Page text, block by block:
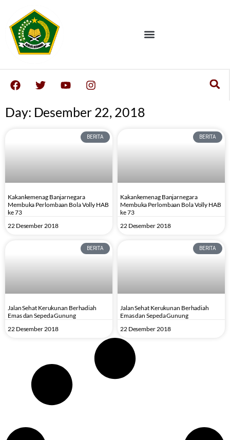
Day: Desember 22, 2018
BERITA
Kakankemenag Banjarnegara
Membuka Perlombaan Bola Volly HAB
ke 73
22 Desember 2018
BERITA
Kakankemenag Banjarnegara
Membuka Perlombaan Bola Volly HAB
ke 73
22 Desember 2018
BERITA
Jalan Sehat Kerukunan Berhadiah
Emas dan Sepeda Gunung
22 Desember 2018
BERITA
Jalan Sehat Kerukunan Berhadiah
Emas dan Sepeda Gunung
22 Desember 2018